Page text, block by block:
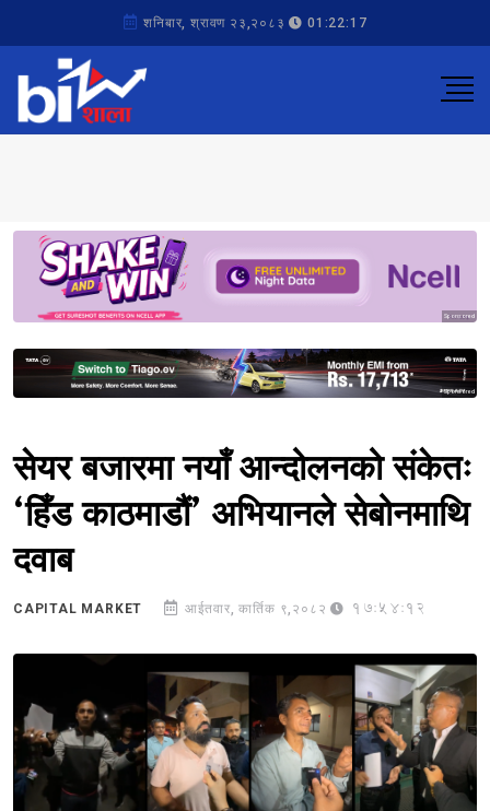
शनिबार, श्रावण २३,२०८३ 01:22:17
Sponsored
Sponsored
सेयर बजारमा नयाँ आन्दोलनको संकेतः
‘हिँड काठमाडौं’ अभियानले सेबोनमाथि
दवाब
CAPITAL MARKET आईतवार, कार्तिक ९,२०८२ 17:54:12